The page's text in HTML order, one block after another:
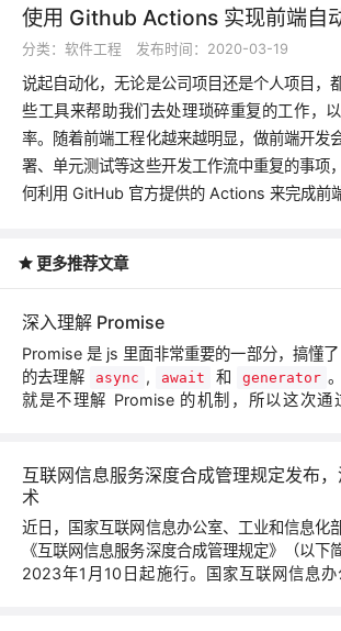
使用 Github Actions 实现前端自
分类： 软件工程 发布时间：2020-03-19
说起自动化，无论是公司项目还是个人项目，
些工具来帮助我们去处理琐碎重复的工作，
率。随着前端工程化越来越明显，做前端开发
署、单元测试等这些开发工作流中重复的事项
何利用 GitHub 官方提供的 Actions 来完成前
更多推荐文章
深入理解 Promise
Promise 是 js 里面非常重要的一部分，搞懂
的去理解
async , await 和 generator
就是不理解 Promise 的机制，所以这次通
互联网信息服务深度合成管理规定发布，
术
近日，国家互联网信息办公室、工业和信息化
《互联网信息服务深度合成管理规定》（以下
2023年1月10日起施行。国家互联网信息办